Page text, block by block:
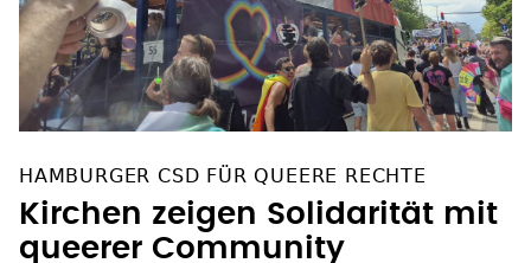
HAMBURGER CSD FÜR QUEERE RECHTE
Kirchen zeigen Solidarität mit
queerer Community